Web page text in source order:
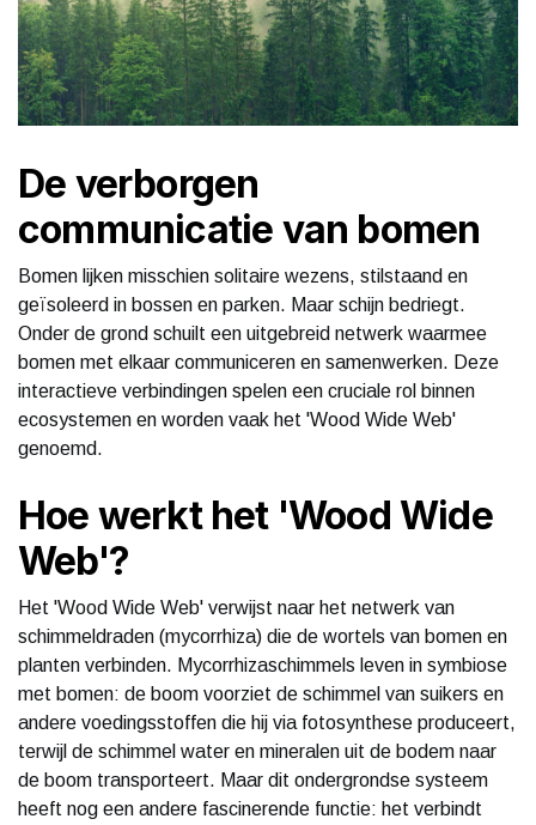
De verborgen
communicatie van bomen
Bomen lijken misschien solitaire wezens, stilstaand en
geïsoleerd in bossen en parken. Maar schijn bedriegt.
Onder de grond schuilt een uitgebreid netwerk waarmee
bomen met elkaar communiceren en samenwerken. Deze
interactieve verbindingen spelen een cruciale rol binnen
ecosystemen en worden vaak het 'Wood Wide Web'
genoemd.
Hoe werkt het 'Wood Wide
Web'?
Het 'Wood Wide Web' verwijst naar het netwerk van
schimmeldraden (mycorrhiza) die de wortels van bomen en
planten verbinden. Mycorrhizaschimmels leven in symbiose
met bomen: de boom voorziet de schimmel van suikers en
andere voedingsstoffen die hij via fotosynthese produceert,
terwijl de schimmel water en mineralen uit de bodem naar
de boom transporteert. Maar dit ondergrondse systeem
heeft nog een andere fascinerende functie: het verbindt